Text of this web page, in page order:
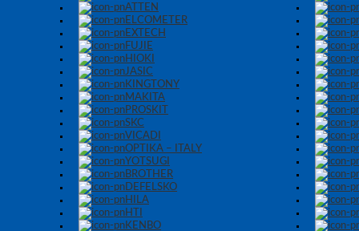
ATTEN
ELCOMETER
EXTECH
FUJIE
HIOKI
JASIC
KINGTONY
MAKITA
PROSKIT
SKC
VICADI
OPTIKA – ITALY
YOTSUGI
BROTHER
DEFELSKO
HILA
HTI
KENBO